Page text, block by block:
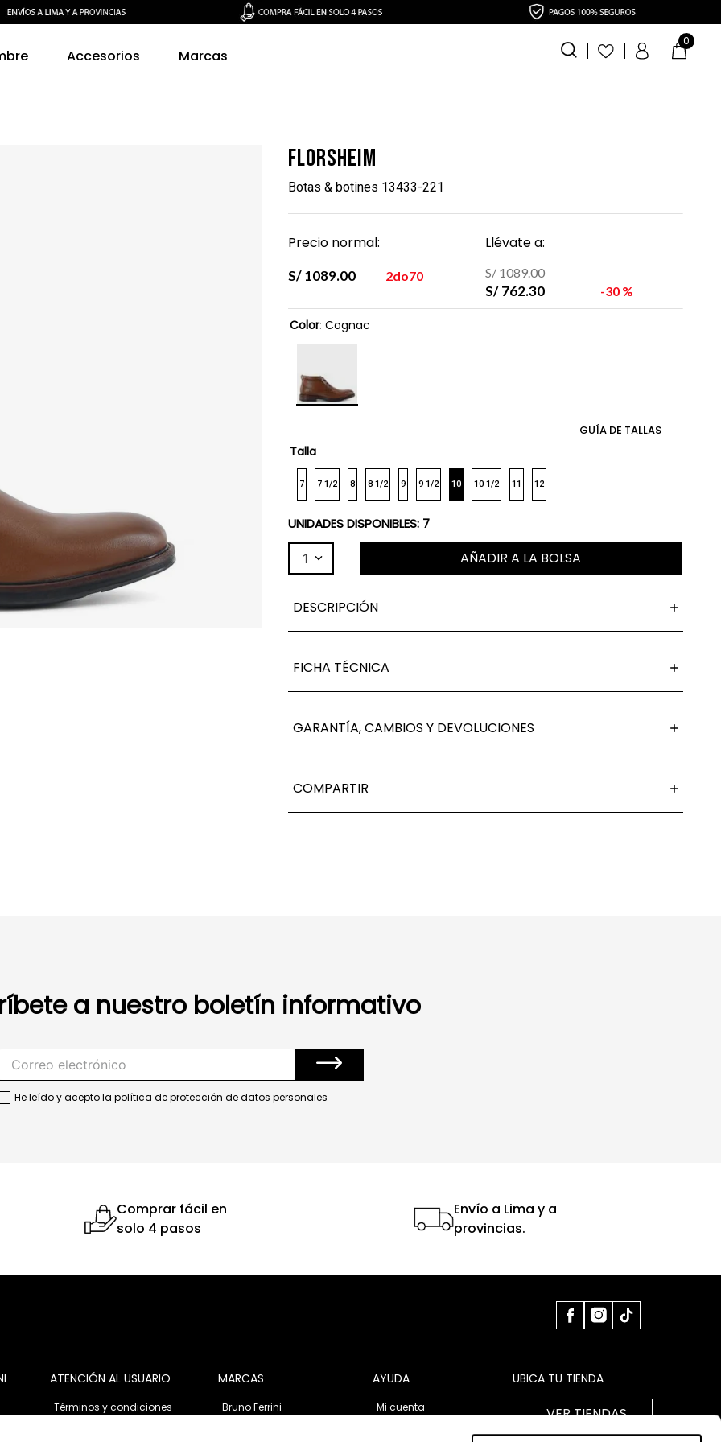
Accesorios Marcas
0
Florsheim
Botas & botines 13433-221
Precio normal:
S/ 1089.00 2do70
Llévate a:
S/1089.00
S/762.30 30 %
Color: Cognac
Talla
7 7 1/2 8 8 1/2 9 9 1/2 10 10 1/2 11 12
GUÍA DE TALLAS
UNIDADES DISPONIBLES: 7
1 AÑADIR A LA BOLSA
DESCRIPCIÓN
FICHA TÉCNICA
GARANTÍA, CAMBIOS Y DEVOLUCIONES
COMPARTIR
a nuestro boletín informativo
He leído y acepto la política de protección de datos personales
Comprar fácil en
solo 4 pasos
Envío a Lima y a
provincias.
ATENCIÓN AL USUARIO
Términos y condiciones
MARCAS
Bruno Ferrini
AYUDA
Mi cuenta
UBICA TU TIENDA
VER TIENDAS